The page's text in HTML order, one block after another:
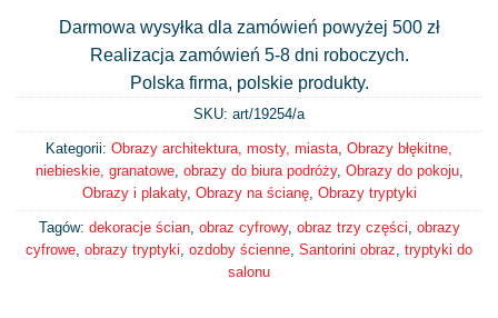
Darmowa wysyłka dla zamówień powyżej 500 zł
Realizacja zamówień 5-8 dni roboczych.
Polska firma, polskie produkty.
SKU: art/19254/a
Kategorii: Obrazy architektura, mosty, miasta Obrazy błękitne,
niebieskie, granatowe, obrazy do biura podróży, Obrazy do pokoju,
Obrazy i plakaty, Obrazy na ścianę, Obrazy tryptyki
Tagów: dekoracje ścian, obraz cyfrowy, obraz trzy części obrazy
cyfrowe obrazy tryptyki ozdoby ścienne Santorini obraz tryptyki do
salonu